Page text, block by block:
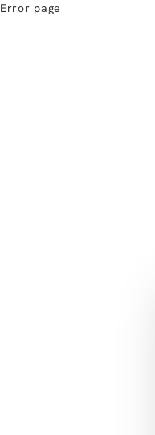
Error page